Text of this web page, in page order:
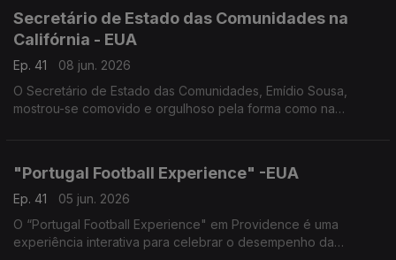
Secretário de Estado das Comunidades na
Califórnia - EUA
Ep. 41
08 jun. 2026
O Secretário de Estado das Comunidades, Emídio Sousa,
mostrou-se comovido e orgulhoso pela forma como na
"Portugal Football Experience" -EUA
Ep. 41
05 jun. 2026
O “Portugal Football Experience" em Providence é uma
experiência interativa para celebrar o desempenho da